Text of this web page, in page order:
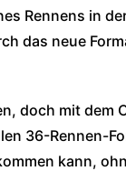
Rennens in
das neue
doch mit dem
36-Rennen-
kann,